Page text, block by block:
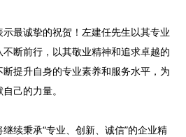
最诚挚的祝贺！左建任先生以其专业
断前行，以其敬业精神和追求卓越的
提升自身的专业素养和服务水平，为
己的力量。
续秉承“专业、创新、诚信”的企业精